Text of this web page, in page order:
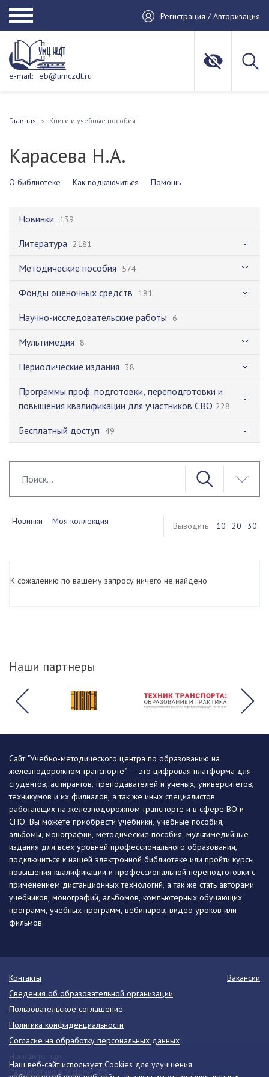
Регистрация / Авторизация
e-mail: eb@umczdt.ru
Главная Книги и учебные пособия
Карасева Н.А.
О библиотеке Как подключиться Помощь
Новинки 139
Литература 2181
Методические пособия 574
Фонды оценочных средств 181
Научно-исследовательские работы 6
Мультимедия 8
Периодические издания 38
Программы проф. подготовки, переподготовки и
повышения квалификации для участников СВО 228
Бесплатный доступ 49
Новинки Моя коллекция Выводить 10 20 30
К сожалению по вашему запросу ничего не найдено
Наши партнеры
Наш веб-сайт использует Cookies для улучшения
Сайт "Учебно-методического центра по образованию на
железнодорожном транспорте" — это цифровая платформа для
студентов, аспирантов, преподавателей и ученых, университетов,
техникумов и их филиалов, а так же иных специалистов
работающих на железнодорожном транспорте и в сфере ВО и
СПО. Вы можете приобрести учебники, учебные пособия,
альбомы, монографии, методические пособия, мультимедийные
издания для всех уровней профессионального образования,
подключиться к нашей электронной библиотеке или пройти курсы
повышения квалификации и профессиональной переподготовки с
применением дистанционных технологий, а так же стать авторами
учебников, монографий, альбомов, компьютерных обучающих
программ, учебных программ, вебинаров, видео уроков или
фильмов.
Контакты
Вакансии
Сведения об образовательной организации
Пользовательское соглашение
Политика конфиденциальности
Согласие на обработку персональных данных
Разработано в Victory